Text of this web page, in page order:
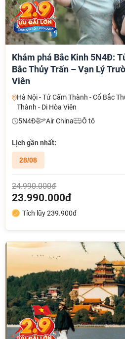
Khám phá Bắc Kinh 5N4Đ:
Bắc Thủy Trấn – Vạn Lý
Viên
Hà Nội - Tử Cấm Thành - Cổ Bắc
Thành - Di Hòa Viên
5N4Đ
Air China Ô tô
Lịch gần nhất:
28/08
24.990.000đ
23.990.000đ
Tích lũy 239.900đ